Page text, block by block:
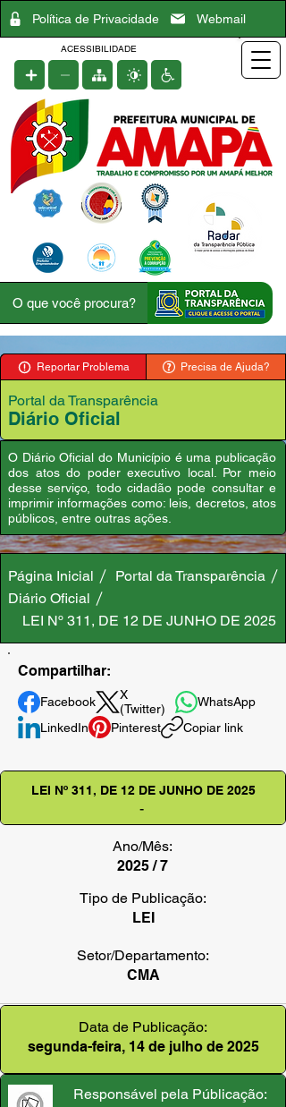
Política de Privacidade Webmail
ACESSIBILIDADE
Reportar Problema Precisa de Ajuda?
Portal da Transparência
Diário Oficial
O Diário Oficial do Município é uma publicação
dos atos do poder executivo local. Por meio
desse serviço, todo cidadão pode consultar e
imprimir informações como: leis, decretos, atos
públicos, entre outras ações.
Página Inicial
Portal da Transparência
Diário Oficial
LEI Nº 311, DE 12 DE JUNHO DE 2025
Compartilhar:
Facebook
X
(Twitter)
WhatsApp
LinkedIn
Pinterest Copiar link
LEI Nº 311, DE 12 DE JUNHO DE 2025
-
Ano/Mês:
2025 / 7
Tipo de Publicação:
LEI
Setor/Departamento:
CMA
Data de Publicação:
segunda-feira, 14 de julho de 2025
Responsável pela Públicação: